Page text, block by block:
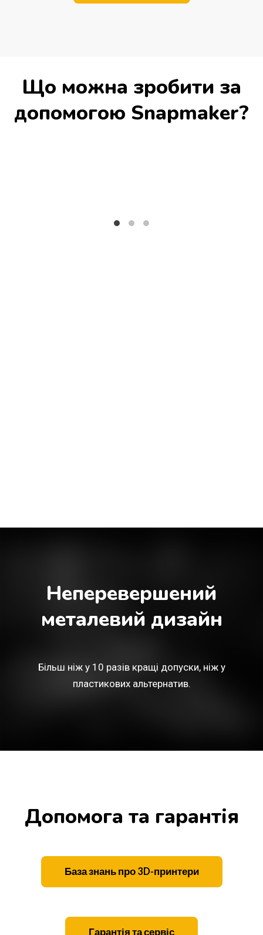
Що можна зробити за
допомогою Snapmaker?
Неперевершений
металевий дизайн
Більш ніж у 10 разів кращі допуски, ніж у
пластикових альтернатив.
Допомога та гарантія
База знань про 3D-принтери
Гарантія та сервіс